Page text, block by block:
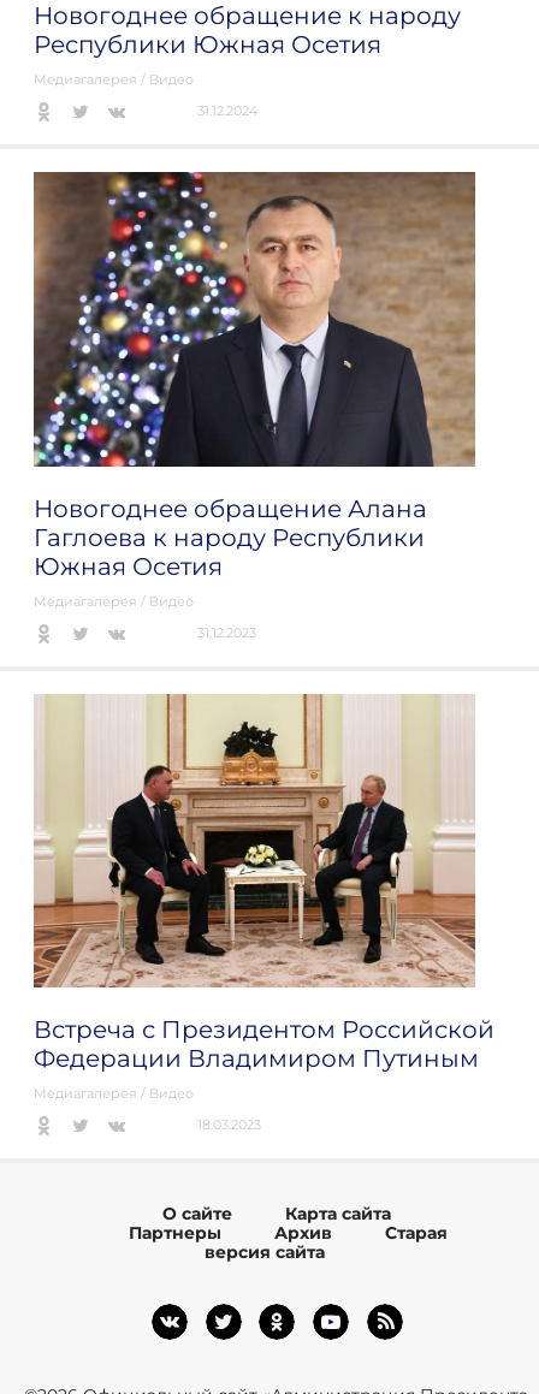
Новогоднее обращение к народу
Республики Южная Осетия
Медиагалерея / Видео
31.12.2024
Новогоднее обращение Алана
Гаглоева к народу Республики
Южная Осетия
Медиагалерея / Видео
31.12.2023
Встреча с Президентом Российской
Федерации Владимиром Путиным
Медиагалерея / Видео
18.03.2023
О сайте
Карта сайта
Партнеры
Архив
Старая
версия сайта